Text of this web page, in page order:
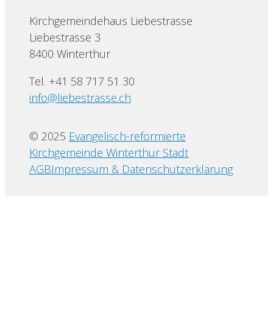
Kirchgemeindehaus Liebestrasse
Liebestrasse 3
8400 Winterthur
Tel. +41 58 717 51 30
info@liebestrasse.ch
© 2025 Evangelisch-reformierte
Kirchgemeinde Winterthur Stadt
Impressum & Datenschutzerklärung
AGB